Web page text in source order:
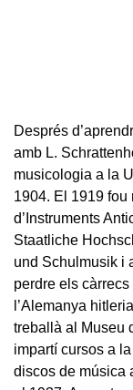
Després
amb L.
musicologia a la
1904. El 1919 fou
d’Instruments
Staatliche
und Schulmusik i
perdre els
l’Alemanya
treballà al Museu
impartí cursos a
discos de música